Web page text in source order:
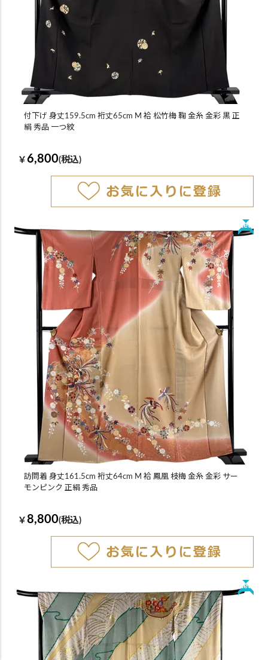
付下げ 身丈159.5cm 裄丈65cm M 袷 松竹梅 鞠 金糸 金彩 黒 正
絹 秀品 一つ紋
￥ 6,800(税込)
New
訪問着 身丈161.5cm 裄丈64cm M 袷 鳳凰 枝梅 金糸 金彩 サー
モンピンク 正絹 秀品
￥ 8,800(税込)
New